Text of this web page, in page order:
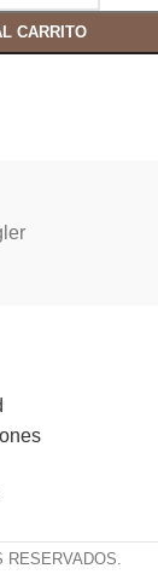
CARRITO
RESERVADOS.